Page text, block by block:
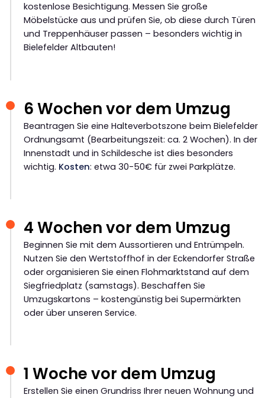
kostenlose Besichtigung. Messen Sie große
Möbelstücke aus und prüfen Sie, ob diese durch Türen
und Treppenhäuser passen – besonders wichtig in
Bielefelder Altbauten!
6 Wochen vor dem Umzug
Beantragen Sie eine Halteverbotszone beim Bielefelder
Ordnungsamt (Bearbeitungszeit: ca. 2 Wochen). In der
Innenstadt und in Schildesche ist dies besonders
wichtig. Kosten: etwa 30-50€ für zwei Parkplätze.
4 Wochen vor dem Umzug
Beginnen Sie mit dem Aussortieren und Entrümpeln.
Nutzen Sie den Wertstoffhof in der Eckendorfer Straße
oder organisieren Sie einen Flohmarktstand auf dem
Siegfriedplatz (samstags). Beschaffen Sie
Umzugskartons – kostengünstig bei Supermärkten
oder über unseren Service.
1 Woche vor dem Umzug
Erstellen Sie einen Grundriss Ihrer neuen Wohnung und